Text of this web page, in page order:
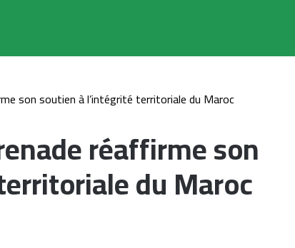
son soutien à l’intégrité territoriale du Maroc
réaffirme son
du Maroc